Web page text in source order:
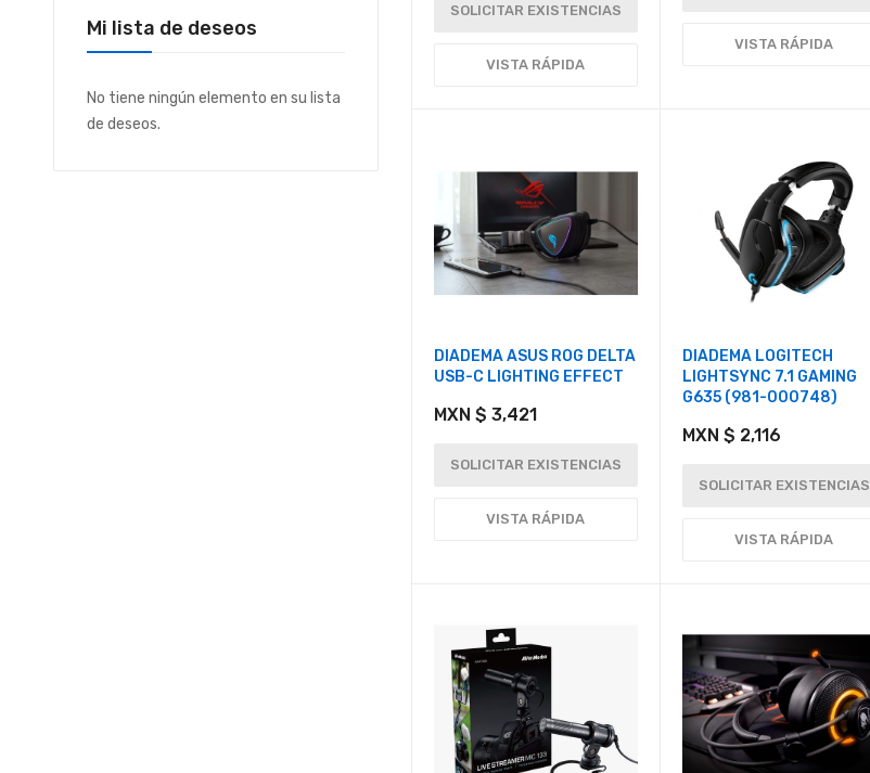
SOLICITAR EXISTENCIAS
VISTA RÁPIDA
VISTA RÁPIDA
DIADEMA ASUS ROG DELTA
USB-C LIGHTING EFFECT
MXN $ 3,421
SOLICITAR EXISTENCIAS
VISTA RÁPIDA
DIADEMA LOGITECH
LIGHTSYNC 7.1 GAMING
G635 (981-000748)
MXN $ 2,116
SOLICITAR EXISTENCIAS
VISTA RÁPIDA
Mi lista de deseos
No tiene ningún elemento en su lista
de deseos.